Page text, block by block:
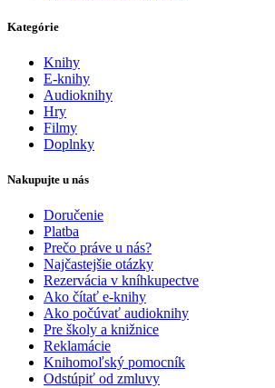
Kategórie
Knihy
E-knihy
Audioknihy
Hry
Filmy
Doplnky
Nakupujte u nás
Doručenie
Platba
Prečo práve u nás?
Najčastejšie otázky
Rezervácia v kníhkupectve
Ako čítať e-knihy
Ako počúvať audioknihy
Pre školy a knižnice
Reklamácie
Knihomoľský pomocník
Odstúpiť od zmluvy